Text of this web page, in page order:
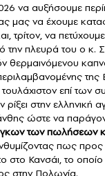
να αυξήσουμε
μας να έχουμε
τρίτον, να
πλευρά του ο κ.
της
τουλάχιστον επί
στην ελληνική
ώστε να
των πωλήσεων
πως
Κανσάι, το οποίο